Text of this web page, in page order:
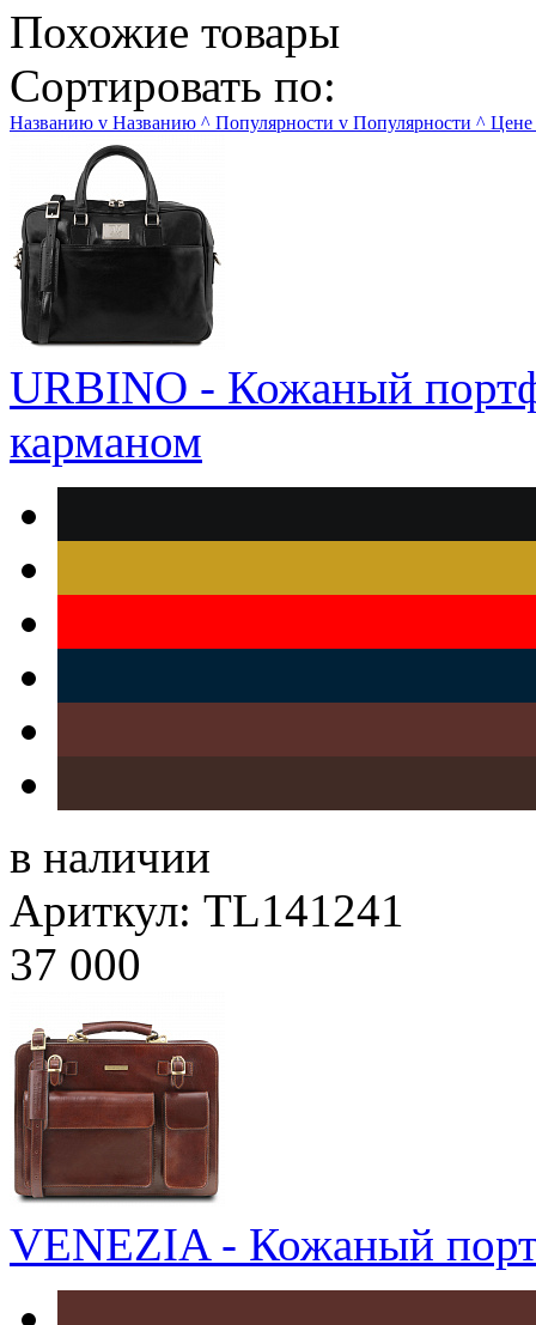
Похожие товары
Сортировать по:
Названию v Названию ^ Популярности v Популярности ^ Цене
URBINO - Кожаный
карманом
в наличии
Ариткул: TL141241
37 000
VENEZIA - Кожаный